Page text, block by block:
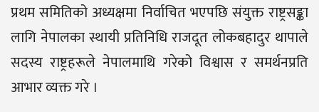
प्रथम समितिको अध्यक्षमा निर्वाचित भएपछि संयुक्त राष्ट्रसङ्का
लागि नेपालका स्थायी प्रतिनिधि राजदूत लोकबहादुर थापाले
सदस्य राष्ट्रहरूले नेपालमाथि गरेको विश्वास र समर्थनप्रति
आभार व्यक्त गरे ।